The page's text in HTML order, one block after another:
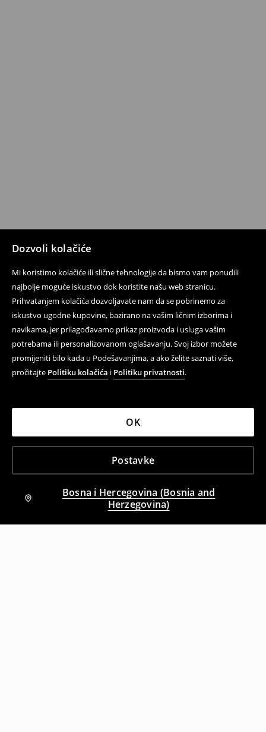
Dozvoli kolačiće
Mi koristimo kolačiće ili slične tehnologije da bismo vam ponudili
najbolje moguće iskustvo dok koristite našu web stranicu.
Prihvatanjem kolačića dozvoljavate nam da se pobrinemo za
iskustvo ugodne kupovine, bazirano na vašim ličnim izborima i
navikama, jer prilagođavamo prikaz proizvoda i usluga vašim
potrebama ili personalizovanom oglašavanju. Svoj izbor možete
promijeniti bilo kada u Podešavanjima, a ako želite saznati više,
pročitajte Politiku kolačića i Politiku privatnosti.
Postavke
OK
Bosna i Hercegovina (Bosnia and
Herzegovina)